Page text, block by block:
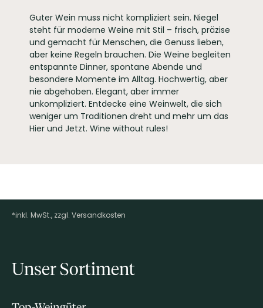
Guter Wein muss nicht kompliziert sein. Niegel
steht für moderne Weine mit Stil – frisch, präzise
und gemacht für Menschen, die Genuss lieben,
aber keine Regeln brauchen. Die Weine begleiten
entspannte Dinner, spontane Abende und
besondere Momente im Alltag. Hochwertig, aber
nie abgehoben. Elegant, aber immer
unkompliziert. Entdecke eine Weinwelt, die sich
weniger um Traditionen dreht und mehr um das
Hier und Jetzt. Wine without rules!
Footer-Menü
*inkl. MwSt., zzgl. Versandkosten
Unser Sortiment